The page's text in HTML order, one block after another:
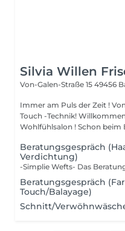
Silvia Willen
Von-Galen-Straße 15 49456
Immer am Puls der Zeit !
Touch -Technik! Willkommen in Ihrem persönlichen
Beratungsgespräch
Verdichtung)
Beratungsgespräch
Touch/Balayage)
Schnitt/